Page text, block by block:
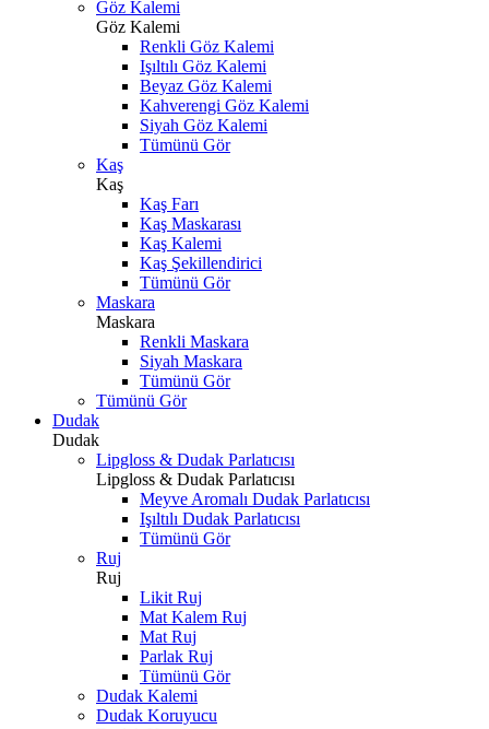
Göz Kalemi
Göz Kalemi
Renkli Göz Kalemi
Işıltılı Göz Kalemi
Beyaz Göz Kalemi
Kahverengi Göz Kalemi
Siyah Göz Kalemi
Tümünü Gör
Kaş
Kaş
Kaş Farı
Kaş Maskarası
Kaş Kalemi
Kaş Şekillendirici
Tümünü Gör
Maskara
Maskara
Renkli Maskara
Siyah Maskara
Tümünü Gör
Tümünü Gör
Dudak
Dudak
Lipgloss & Dudak Parlatıcısı
Lipgloss & Dudak Parlatıcısı
Meyve Aromalı Dudak Parlatıcısı
Işıltılı Dudak Parlatıcısı
Tümünü Gör
Ruj
Ruj
Likit Ruj
Mat Kalem Ruj
Mat Ruj
Parlak Ruj
Tümünü Gör
Dudak Kalemi
Dudak Koruyucu